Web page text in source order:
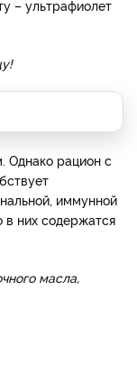
– ультрафиолет
Однако рацион с
иммунной
них содержатся
масла,